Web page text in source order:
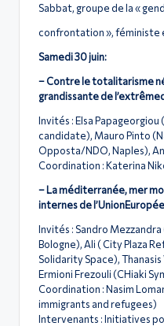
Sabbat, groupe de la «
confrontation », féministe
Samedi 30 juin:
– Contre le totalitarisme
grandissante de
Invités : Elsa Papageorgiou
candidate), Mauro Pinto
Opposta/NDO, Naples),
Coordination : Katerina
– La méditerranée, mer
internes de
Invités : Sandro
Bologne), Ali ( City Plaza
Solidarity Space),
Ermioni Frezouli (CHiaki
Coordination : Nasim
immigrants and refugees)
Intervenants : Initiatives